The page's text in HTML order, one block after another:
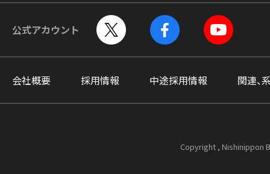
公式アカウント
会社概要 採用情報 中途採用情報 関連、
Copyright , Nishinippon